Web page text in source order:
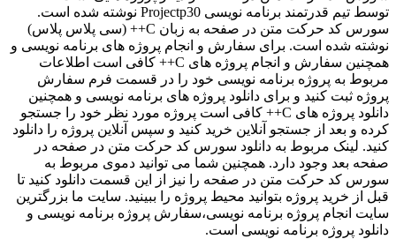
توسط تیم قدرتمند برنامه نویسی Projectp30 نوشته شده است.
سورس کد حرکت متن در صفحه به زبان C++ (سی پلاس پلاس)
نوشته شده است. برای سفارش و انجام پروژه های برنامه نویسی و
همچنین سفارش و انجام پروژه های C++ کافی است اطلاعات
مربوط به پروژه برنامه نویسی خود را در قسمت فرم سفارش
پروژه ثبت کنید و برای دانلود پروژه های برنامه نویسی و همچنین
دانلود پروژه های C++ کافی است پروژه مورد نظر خود را جستجو
کرده و بعد از جستجو آنلاین خرید کنید و سپس آنلاین پروژه را دانلود
کنید. لینک مربوط به دانلود سورس کد حرکت متن در صفحه در
صفحه بعد وجود دارد. همچنین شما می توانید دموی مربوط به
سورس کد حرکت متن در صفحه را نیز از این قسمت دانلود کنید تا
قبل از خرید پروژه بتوانید محیط پروژه را ببینید. سایت ما بزرگترین
سایت انجام پروژه برنامه نویسی،سفارش پروژه برنامه نویسی و
دانلود پروژه برنامه نویسی است.